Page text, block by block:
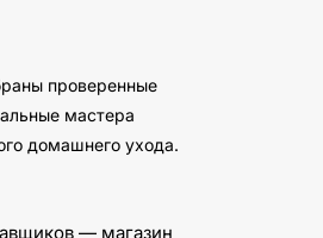
проверенные
мастера
домашнего ухода.
— магазин